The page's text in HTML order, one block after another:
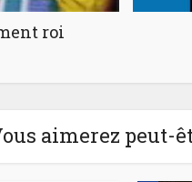
roi
aimerez peut-